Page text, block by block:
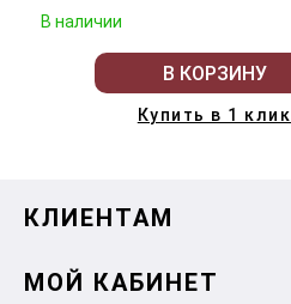
В наличии
В КОРЗИНУ
Купить в 1 клик
КЛИЕНТАМ
МОЙ КАБИНЕТ